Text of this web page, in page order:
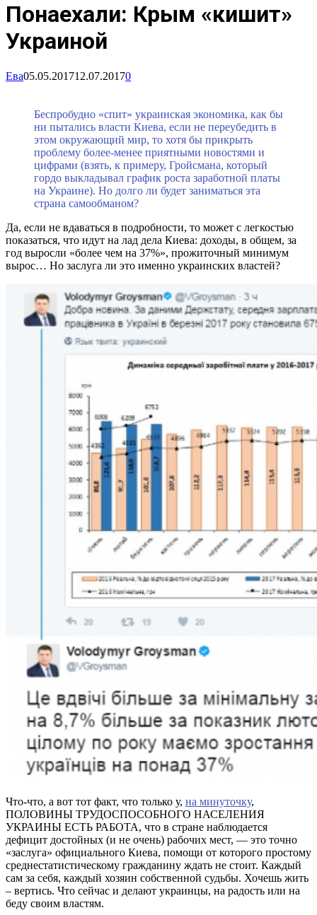
Понаехали: Крым «кишит»
Украиной
Ева05.05.201712.07.20170
Беспробудно «спит» украинская экономика, как бы
ни пытались власти Киева, если не переубедить в
этом окружающий мир, то хотя бы прикрыть
проблему более-менее приятными новостями и
цифрами (взять, к примеру, Гройсмана, который
гордо выкладывал график роста заработной платы
на Украине). Но долго ли будет заниматься эта
страна самообманом?
Да, если не вдаваться в подробности, то может с легкостью
показаться, что идут на лад дела Киева: доходы, в общем, за
год выросли «более чем на 37%», прожиточный минимум
вырос… Но заслуга ли это именно украинских властей?
Что-что, а вот тот факт, что только у, на минуточку,
ПОЛОВИНЫ ТРУДОСПОСОБНОГО НАСЕЛЕНИЯ
УКРАИНЫ ЕСТЬ РАБОТА, что в стране наблюдается
дефицит достойных (и не очень) рабочих мест, — это точно
«заслуга» официального Киева, помощи от которого простому
среднестатистическому гражданину ждать не стоит. Каждый
сам за себя, каждый хозяин собственной судьбы. Хочешь жить
– вертись. Что сейчас и делают украинцы, на радость или на
беду своим властям.